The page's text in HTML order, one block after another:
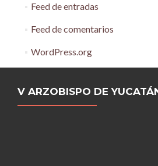
Feed de entradas
Feed de comentarios
WordPress.org
V ARZOBISPO DE